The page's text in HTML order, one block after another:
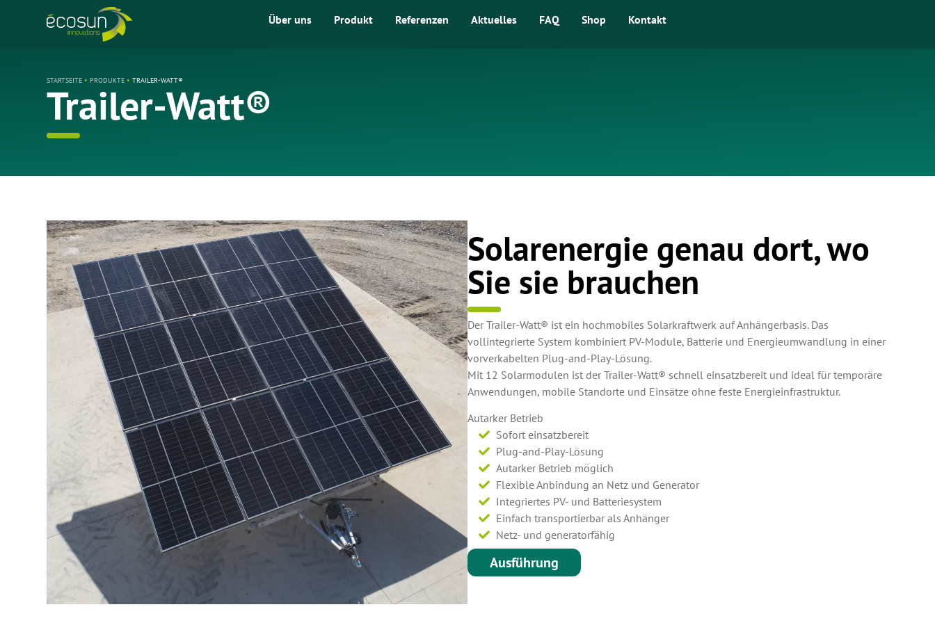
Über uns Produkt Referenzen Aktuelles FAQ Shop Kontakt
STARTSEITE • PRODUKTE • TRAILER-WATT®
Trailer-Watt®
Solarenergie genau dort, wo
Sie sie brauchen
Der Trailer-Watt® ist ein hochmobiles Solarkraftwerk auf Anhängerbasis. Das
vollintegrierte System kombiniert PV-Module, Batterie und Energieumwandlung in einer
vorverkabelten Plug-and-Play-Lösung.
Mit 12 Solarmodulen ist der Trailer-Watt® schnell einsatzbereit und ideal für temporäre
Anwendungen, mobile Standorte und Einsätze ohne feste Energieinfrastruktur.
Autarker Betrieb
Sofort einsatzbereit
Plug-and-Play-Lösung
Autarker Betrieb möglich
Flexible Anbindung an Netz und Generator
Integriertes PV- und Batteriesystem
Einfach transportierbar als Anhänger
Netz- und generatorfähig
Ausführung